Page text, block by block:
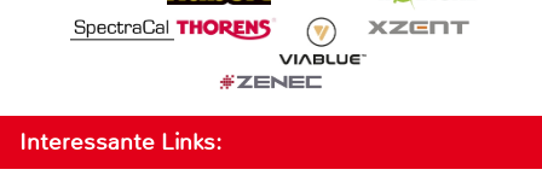
Interessante Links: